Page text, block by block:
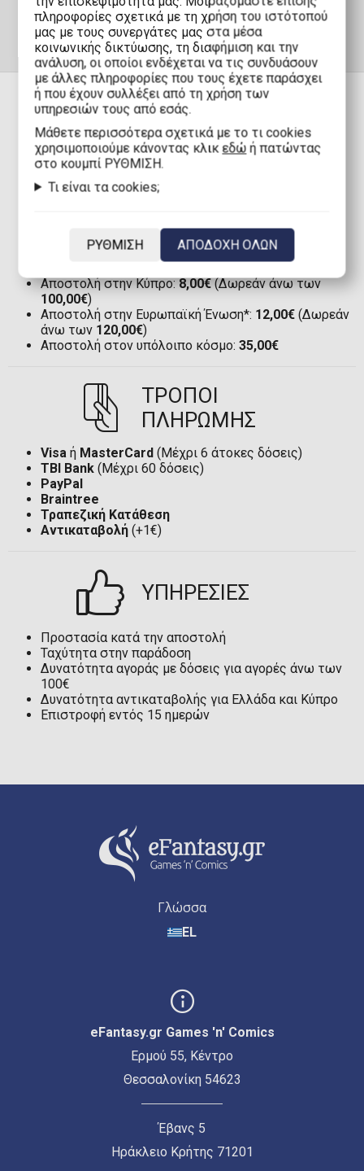
ΠΑΡΑΔΟΣΗ
Αποστολή στην Ελλάδα με Boxnow:
Αποστολή στην Κύπρο με Boxnow:8,00€
Αποστολή στην Κύπρο:8,00€(Δωρεάν άνω των
100,00€)
Αποστολή στην Ευρωπαϊκή Ένωση*: 12,00€ (Δωρεάν
άνω των 120,00€)
Αποστολή στον υπόλοιπο κόσμο: 35,00€
ΤΡΟΠΟΙ
ΠΛΗΡΩΜΗΣ
Visa ή MasterCard (Μέχρι 6 άτοκες δόσεις)
TBI Bank (Μέχρι 60 δόσεις)
PayPal
Braintree
Τραπεζική Κατάθεση
Αντικαταβολή (+1€)
ΥΠΗΡΕΣΙΕΣ
Προστασία κατά την αποστολή
Ταχύτητα στην παράδοση
Δυνατότητα αγοράς με δόσεις για αγορές άνω των
100€
Δυνατότητα αντικαταβολής για Ελλάδα και Κύπρο
Επιστροφή εντός 15 ημερών
Γλώσσα
EL
eFantasy.gr Games 'n' Comics
Ερμού 55, Κέντρο
Θεσσαλονίκη 54623
Έβανς 5
Ηράκλειο Κρήτης 71201
πληροφορίες σχετικά με τη χρήση του ιστότοπού
μας με τους συνεργάτες μας στα μέσα
κοινωνικής δικτύωσης, τη διαφήμιση και την
ανάλυση, οι οποίοι ενδέχεται να τις συνδυάσουν
με άλλες πληροφορίες που τους έχετε παράσχει
ή που έχουν συλλέξει από τη χρήση των
υπηρεσιών τους από εσάς.
Mάθετε περισσότερα σχετικά με το τι cookies
χρησιμοποιούμε κάνοντας κλικεδώ ή πατώντας
στο κουμπί ΡΥΘΜΙΣΗ.
Τι είναι τα cookies;
ΡΥΘΜΙΣΗ ΑΠΟΔΟΧΗ ΟΛΩΝ